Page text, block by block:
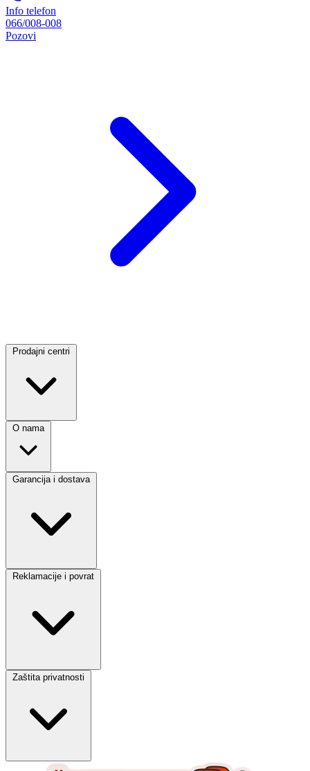
Info telefon
066/008-008
Pozovi
Prodajni centri
O nama
Garancija i dostava
Reklamacije i povrat
Zaštita privatnosti